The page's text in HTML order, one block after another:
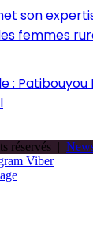
son
femmes
:
réservés |
Viber